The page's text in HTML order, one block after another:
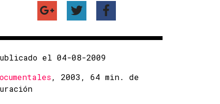
el 04-08-2009
, 2003, 64 min. de